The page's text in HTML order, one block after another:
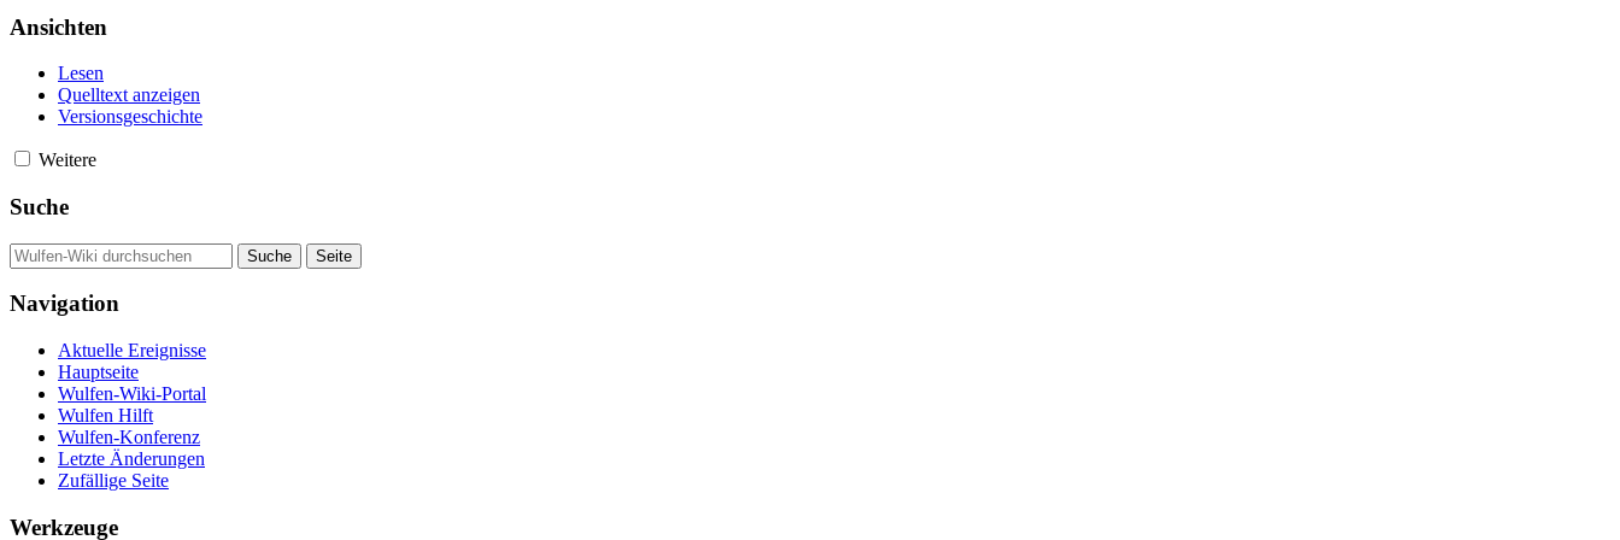
Ansichten
Lesen
Quelltext anzeigen
Versionsgeschichte
Weitere
Suche
Navigation
Aktuelle Ereignisse
Hauptseite
Wulfen-Wiki-Portal
Wulfen Hilft
Wulfen-Konferenz
Letzte Änderungen
Zufällige Seite
Werkzeuge